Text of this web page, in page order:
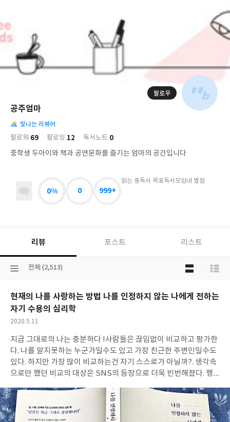
저
장
팔로우
공주엄마
님
의
사
락
빛나는 리뷰어
팔로워 69 팔로잉 12 독서노트 0
중학생 두아이와 책과 공연문화를 즐기는 엄마의 공간입니다
읽는 중독서 목표
0%
독서모임
0
내 별점
999+
리뷰 포스트 리스트
선
분
류
전체 (2,513)
기
선
현재의 나를 사랑하는 방법 나를 인정하지 않는 나에게 전하는
자기 수용의 심리학
작
일
2020.5.11
지금 그대로의 나는 충분하다 !사람들은 끊임없이 비교하고 평가한
다. 나를 알지못하는 누군가일수도 있고 가장 친근한 주변인일수도
있다. 하지만 가장 많이 비교하는건 자기 스스로가 아닐까?. 생각속
으로만 했던 비교의 대상은 SNS의 등장으로 더욱 빈번해졌다. 행
서 스스로를 괴롭히고 있으니까...그렇게 스스로를 잃어가는 현대인
들에게 20념 넘게 심리상담가로 활동해온 저자는 있는 그대로의 자
기 자신을 수용하여 더욱 건강하고 행복한 삶을 살라 이야기를 한다.